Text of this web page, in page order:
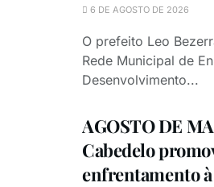
6 DE AGOSTO DE 2026
O prefeito Leo
Rede Municipal de
Desenvolvimento...
AGOSTO DE
Cabedelo
enfrentamento